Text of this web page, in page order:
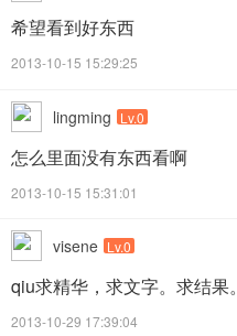
希望看到好东西
2013-10-15 15:29:25
lingming Lv.0
怎么里面没有东西看啊
2013-10-15 15:31:01
visene Lv.0
qiu求精华，求文字。求结果
2013-10-29 17:39:04